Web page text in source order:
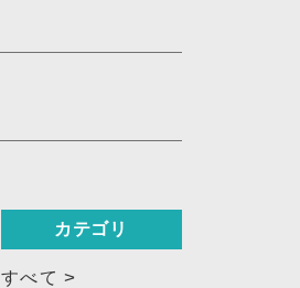
カテゴリ
すべて